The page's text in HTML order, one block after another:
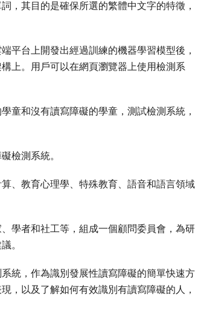
，其目的是確保所選的繁體中文字的特徵，
平台上開發出經過訓練的機器學習模型後，
上。用戶可以在網頁瀏覽器上使用檢測 系
童和沒有讀寫障礙的學童，測試檢測系統 ，
檢測系統。
、教育心理學、特殊教育、語音和語言領域
學者和社工等，組成一個顧問委員會，為研
議。
統 ，作為識別發展性讀寫障礙的簡單快速方
現，以及了解如何有效識別 有讀寫障礙的人 ，